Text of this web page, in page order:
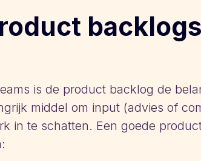
is de product backlog de
middel om input (advies of
in te schatten. Een goede